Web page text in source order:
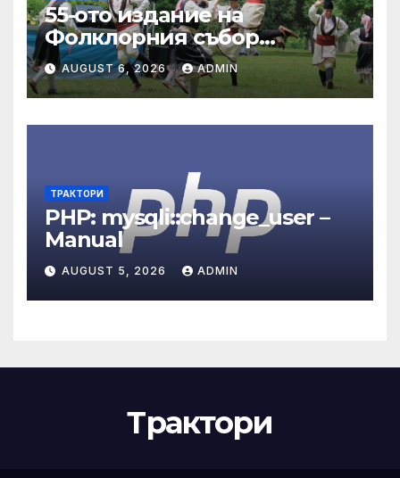
55-ото издание на
Фолклорния събор
„Златната гъдулка“ ще се
проведе на 8 юни в Парка
на младежта
AUGUST 6, 2026 ADMIN
ТРАКТОРИ
PHP: mysqli::change_user –
Manual
AUGUST 5, 2026 ADMIN
Трактори